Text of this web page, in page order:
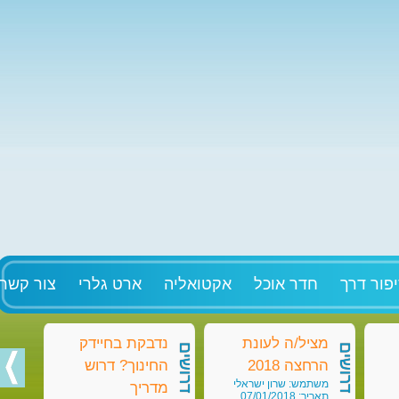
דרך חדר אוכל אקטואליה ארט גלרי צור
מציל/ה לעונת
הרחצה 2018
משתמש: שרון ישראלי
תאריך: 07/01/2018
דרושים
נדבקת בחיידק
החינוך? דרוש
מדריך
דרושים דרושים